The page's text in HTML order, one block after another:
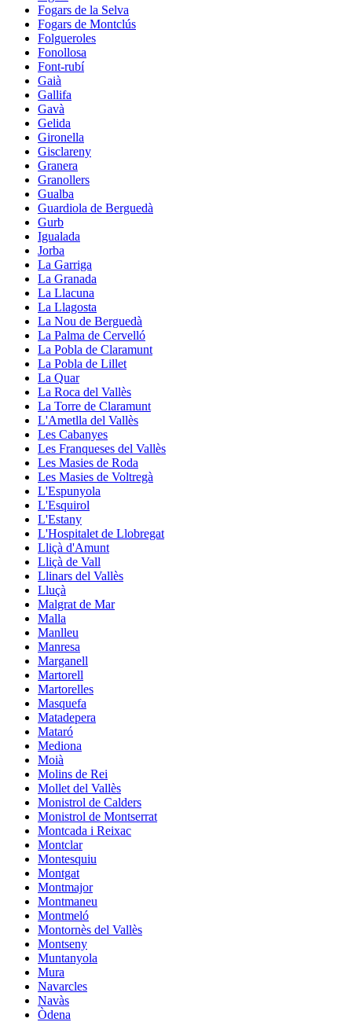
Fogars de la Selva
Fogars de Montclús
Folgueroles
Fonollosa
Font-rubí
Gaià
Gallifa
Gavà
Gelida
Gironella
Gisclareny
Granera
Granollers
Gualba
Guardiola de Berguedà
Gurb
Igualada
Jorba
La Garriga
La Granada
La Llacuna
La Llagosta
La Nou de Berguedà
La Palma de Cervelló
La Pobla de Claramunt
La Pobla de Lillet
La Quar
La Roca del Vallès
La Torre de Claramunt
L'Ametlla del Vallès
Les Cabanyes
Les Franqueses del Vallès
Les Masies de Roda
Les Masies de Voltregà
L'Espunyola
L'Esquirol
L'Estany
L'Hospitalet de Llobregat
Lliçà d'Amunt
Lliçà de Vall
Llinars del Vallès
Lluçà
Malgrat de Mar
Malla
Manlleu
Manresa
Marganell
Martorell
Martorelles
Masquefa
Matadepera
Mataró
Mediona
Moià
Molins de Rei
Mollet del Vallès
Monistrol de Calders
Monistrol de Montserrat
Montcada i Reixac
Montclar
Montesquiu
Montgat
Montmajor
Montmaneu
Montmeló
Montornès del Vallès
Montseny
Muntanyola
Mura
Navarcles
Navàs
Òdena